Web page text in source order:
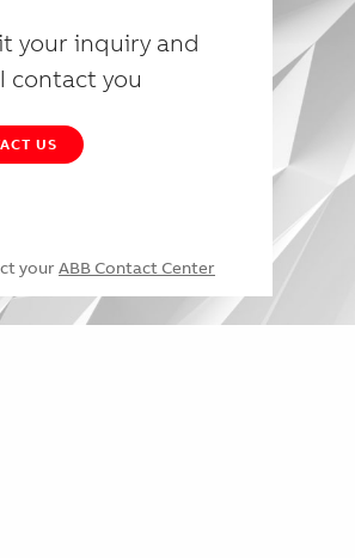
your inquiry and
contact you
US
your ABB Contact Center